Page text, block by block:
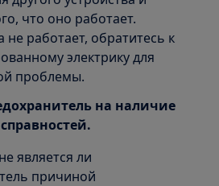
что оно работает.
не работает, обратитесь к
электрику для
проблемы.
на наличие
является ли
причиной